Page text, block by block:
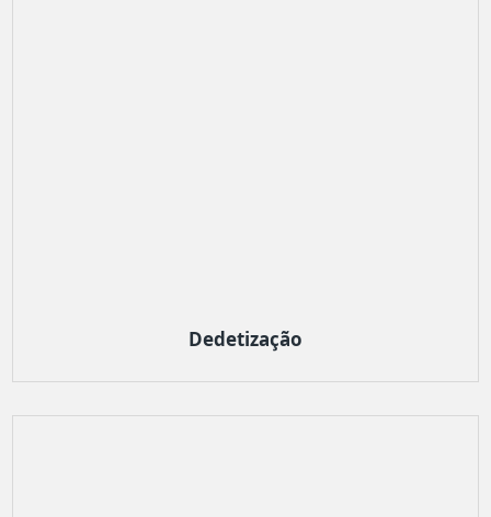
Dedetização